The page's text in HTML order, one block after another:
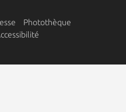
Photothèque